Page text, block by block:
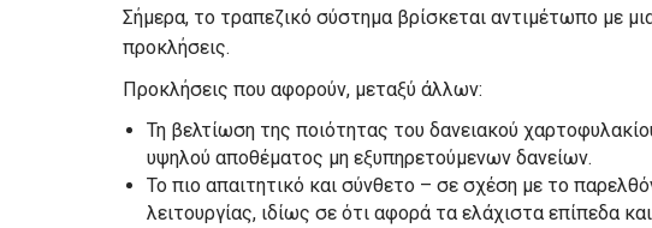
Σήμερα, το τραπεζικό σύστημα βρίσκεται αντιμέτωπο με
προκλήσεις.
Προκλήσεις που αφορούν, μεταξύ άλλων:
Τη βελτίωση της ποιότητας του δανειακού
υψηλού αποθέματος μη εξυπηρετούμενων δανείων.
Το πιο απαιτητικό και σύνθετο – σε σχέση με το
λειτουργίας, ιδίως σε ότι αφορά τα ελάχιστα επίπεδα